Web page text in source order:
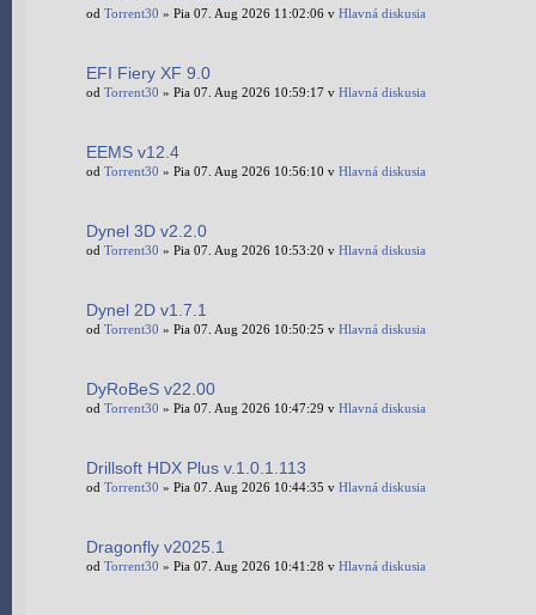
od Torrent30 » Pia 07. Aug 2026 11:02:06 v Hlavná diskusia
EFI Fiery XF 9.0
od Torrent30 » Pia 07. Aug 2026 10:59:17 v Hlavná diskusia
EEMS v12.4
od Torrent30 » Pia 07. Aug 2026 10:56:10 v Hlavná diskusia
Dynel 3D v2.2.0
od Torrent30 » Pia 07. Aug 2026 10:53:20 v Hlavná diskusia
Dynel 2D v1.7.1
od Torrent30 » Pia 07. Aug 2026 10:50:25 v Hlavná diskusia
DyRoBeS v22.00
od Torrent30 » Pia 07. Aug 2026 10:47:29 v Hlavná diskusia
Drillsoft HDX Plus v.1.0.1.113
od Torrent30 » Pia 07. Aug 2026 10:44:35 v Hlavná diskusia
Dragonfly v2025.1
od Torrent30 » Pia 07. Aug 2026 10:41:28 v Hlavná diskusia